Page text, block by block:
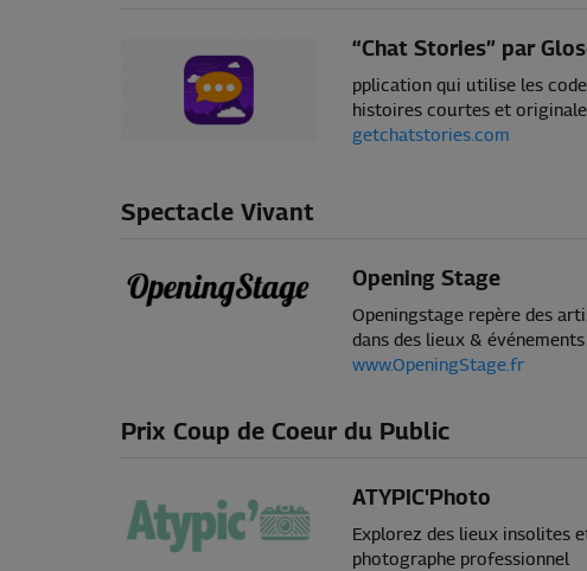
“Chat Stories” par
pplication qui utilise les
histoires courtes et
getchatstories.com
Spectacle Vivant
Opening Stage
Openingstage repère des
dans des lieux &
www.OpeningStage.fr
Prix Coup de Coeur du Public
ATYPIC'Photo
Explorez des lieux insolites
photographe professionnel